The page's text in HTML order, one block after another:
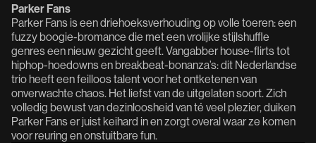
Parker Fans
Parker Fans is een driehoeksverhouding op volle toeren: een
fuzzy boogie-bromance die met een vrolijke stijlshuffle
genres een nieuw gezicht geeft. Vangabber house-flirts tot
hiphop-hoedowns en breakbeat-bonanza’s: dit Nederlandse
trio heeft een feilloos talent voor het ontketenen van
onverwachte chaos. Het liefst van de uitgelaten soort. Zich
volledig bewust van dezinloosheid van té veel plezier, duiken
Parker Fans er juist keihard in en zorgt overal waar ze komen
voor reuring en onstuitbare fun.